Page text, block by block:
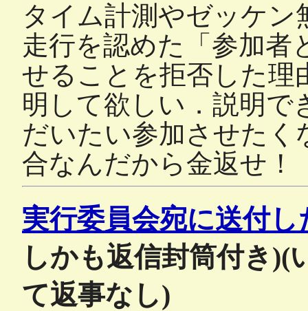
タイム計測やゼッケ
走行を認めた「参加者
せることを拒否した理
明して欲しい．説明で
だいたい参加させた
合なんだから金返せ！
実行委員会宛に送付し
しかも返信封筒付き)(
て返事なし)